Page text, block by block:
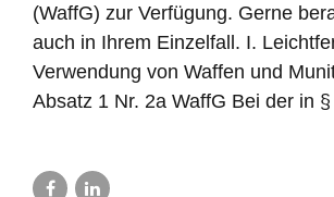
(WaffG) zur Verfügung. Gerne
auch in Ihrem Einzelfall. I.
Verwendung von Waffen und
Absatz 1 Nr. 2a WaffG Bei der in